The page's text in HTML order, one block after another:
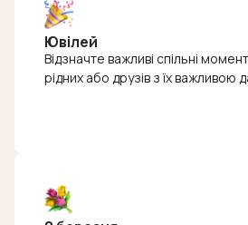
Ювілей
Відзначте важливі спільні
рідних або друзів з їх важливою